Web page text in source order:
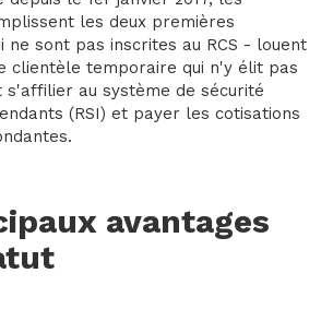
les deux premières
ne sont pas inscrites au RCS - louent
clientèle temporaire qui n'y élit pas
s'affilier au système de sécurité
(RSI) et payer les cotisations
avantages